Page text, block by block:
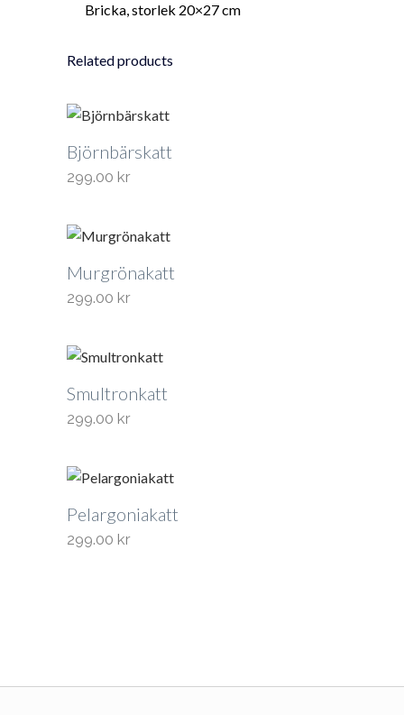
Bricka, storlek 20×27 cm
Related products
Björnbärskatt
299.00 kr
Murgrönakatt
299.00 kr
Smultronkatt
299.00 kr
Pelargoniakatt
299.00 kr